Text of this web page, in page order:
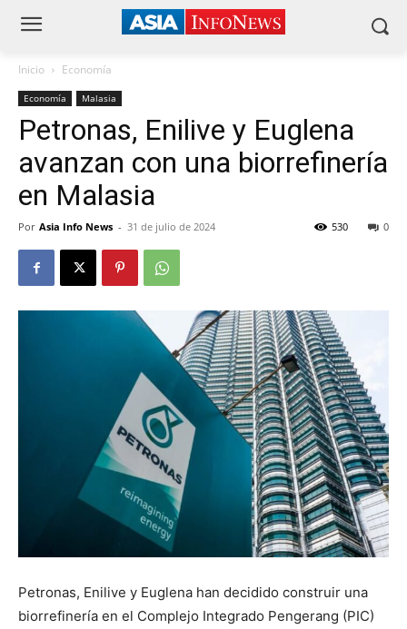
Inicio Economía
Economía Malasia
Petronas, Enilive y Euglena
avanzan con una biorrefinería
en Malasia
Por Asia Info News - 31 de julio de 2024 0
530
Petronas, Enilive y Euglena han decidido construir una
biorrefinería en el Complejo Integrado Pengerang (PIC)